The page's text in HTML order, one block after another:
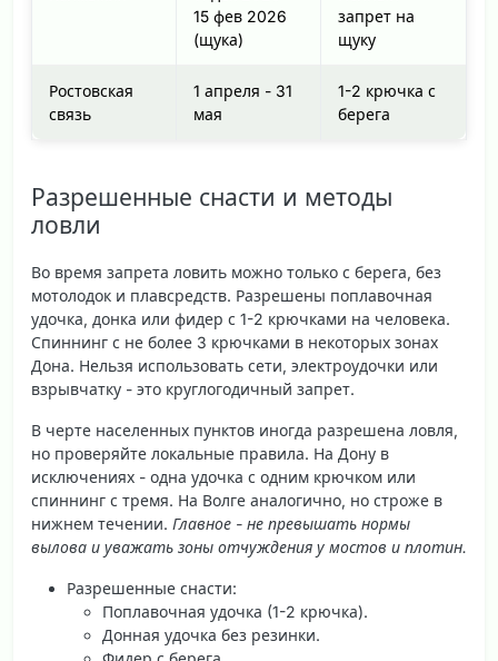
15 фев 2026
(щука)
запрет на
щуку
Ростовская
связь
1 апреля - 31
мая
1-2 крючка с
берега
Разрешенные снасти и методы
ловли
Во время запрета ловить можно только с берега, без
мотолодок и плавсредств. Разрешены поплавочная
удочка, донка или фидер с 1-2 крючками на человека.
Спиннинг с не более 3 крючками в некоторых зонах
Дона. Нельзя использовать сети, электроудочки или
взрывчатку - это круглогодичный запрет.
В черте населенных пунктов иногда разрешена ловля,
но проверяйте локальные правила. На Дону в
исключениях - одна удочка с одним крючком или
спиннинг с тремя. На Волге аналогично, но строже в
нижнем течении. Главное - не превышать нормы
вылова и уважать зоны отчуждения у мостов и плотин.
Разрешенные снасти:
Поплавочная удочка (1-2 крючка).
Донная удочка без резинки.